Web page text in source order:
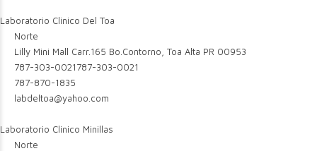
Laboratorio Clinico Del Toa
Norte
Lilly Mini Mall Carr.165 Bo.Contorno, Toa Alta PR 00953
787-303-0021787-303-0021
787-870-1835
labdeltoa@yahoo.com
Laboratorio Clinico Minillas
Norte